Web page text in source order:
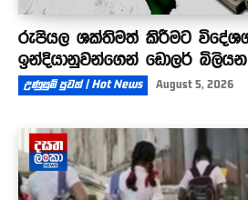
රුපියල ශක්තිමත් කිරීමට
ඉන්දියානුවන්ගෙන් ඩොලර් බිලියන
උණුසුම් පුවත් | Hot News August 5, 2026